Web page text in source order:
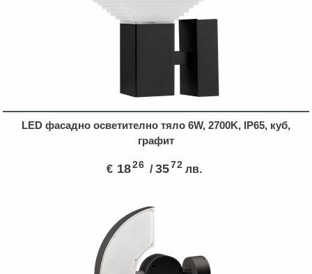
LED фасадно осветително тяло 6W, 2700K, IP65, куб,
графит
€ 1826 /3572 лв.